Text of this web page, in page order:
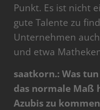
Punkt. Es ist nicht
gute Talente zu
Unternehmen
und etwa
saatkorn.: Was
das normale Maß
Azubis zu